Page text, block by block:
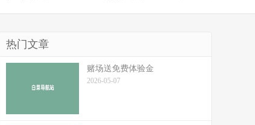
热门文章
赌场送免费体验金
2026-05-07